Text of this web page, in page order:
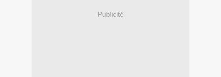
Publicité